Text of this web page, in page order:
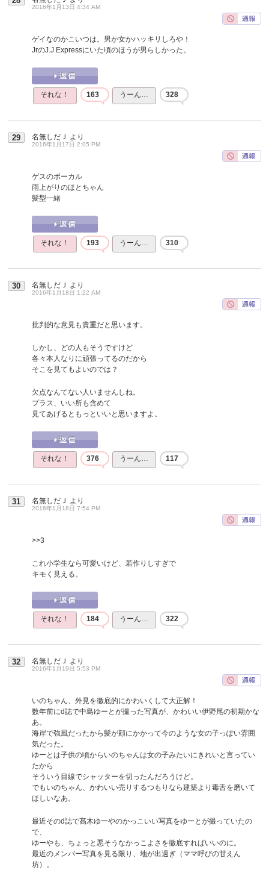
2016年1月13日 4:34 AM
ゲイなのかこいつは。男か女かハッキリしろや！
JrのJ.J Expressにいた頃のほうが男らしかった。
それな！ 163 うーん… 328
29 名無しだＪ より
2016年1月17日 2:05 PM
ゲスのボーカル
雨上がりのほとちゃん
髪型一緒
それな！ 193 うーん… 310
30 名無しだＪ より
2016年1月18日 1:22 AM
批判的な意見も貴重だと思います。
しかし、どの人もそうですけど
各々本人なりに頑張ってるのだから
そこを見てもよいのでは？
欠点なんてない人いませんしね。
プラス、いい所も含めて
見てあげるともっといいと思いますよ。
それな！ 376 うーん… 117
31 名無しだＪ より
2016年1月18日 7:54 PM
>>3
これ小学生なら可愛いけど、若作りしすぎで
キモく見える。
それな！ 184 うーん… 322
32 名無しだＪ より
2016年1月19日 5:53 PM
いのちゃん、外見を徹底的にかわいくして大正解！
数年前にd誌で中島ゆーとが撮った写真が、かわいい伊野尾の初期かな
あ。
海岸で強風だったから髪が顔にかかって今のような女の子っぽい雰囲
気だった。
ゆーとは子供の頃からいのちゃんは女の子みたいにきれいと言ってい
たから
そういう目線でシャッターを切ったんだろうけど。
でもいのちゃん、かわいい売りするつもりなら建築より毒舌を磨いて
ほしいなあ。
最近そのd誌で髙木ゆーやのかっこいい写真をゆーとが撮っていたの
で、
ゆーやも、ちょっと悪そうなかっこよさを徹底すればいいのに。
最近のメンバー写真を見る限り、地が出過ぎ（ママ呼びの甘えん
坊）。